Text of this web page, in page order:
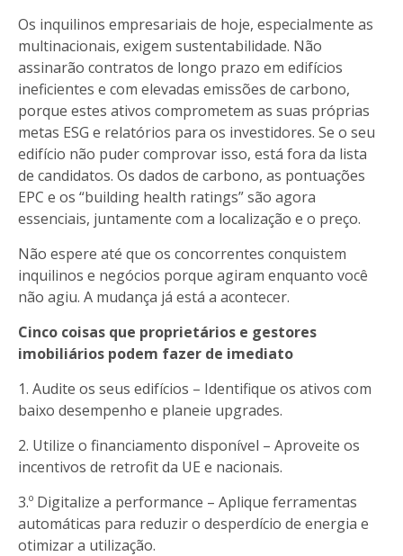
Os inquilinos empresariais de hoje, especialmente as
multinacionais, exigem sustentabilidade. Não
assinarão contratos de longo prazo em edifícios
ineficientes e com elevadas emissões de carbono,
porque estes ativos comprometem as suas próprias
metas ESG e relatórios para os investidores. Se o seu
edifício não puder comprovar isso, está fora da lista
de candidatos. Os dados de carbono, as pontuações
EPC e os “building health ratings” são agora
essenciais, juntamente com a localização e o preço.
Não espere até que os concorrentes conquistem
inquilinos e negócios porque agiram enquanto você
não agiu. A mudança já está a acontecer.
Cinco coisas que proprietários e gestores
imobiliários podem fazer de imediato
1. Audite os seus edifícios – Identifique os ativos com
baixo desempenho e planeie upgrades.
2. Utilize o financiamento disponível – Aproveite os
incentivos de retrofit da UE e nacionais.
3.º Digitalize a performance – Aplique ferramentas
automáticas para reduzir o desperdício de energia e
otimizar a utilização.